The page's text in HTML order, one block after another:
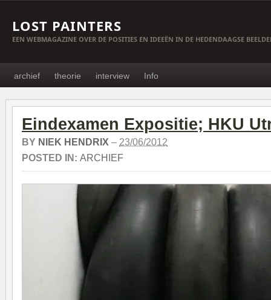
LOST PAINTERS
EEN WEBMAGAZINE OVER DE POSITIES EN IDEEËN IN DE HEDENDAAGSE
archief theorie interview Info
Eindexamen Expositie; HKU
BY NIEK HENDRIX – 23/06/2012
POSTED IN: ARCHIEF